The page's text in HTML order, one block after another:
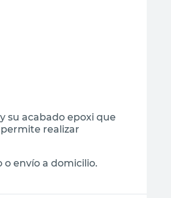
su acabado epoxi que
realizar
envío a domicilio.